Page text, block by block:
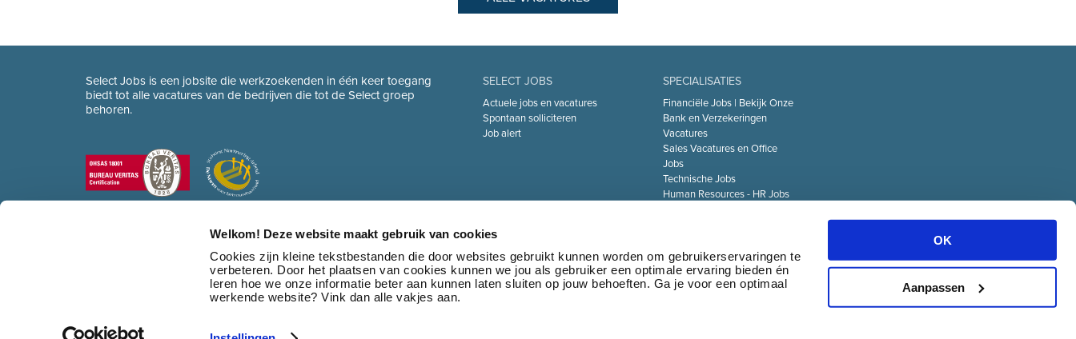
Welkom! Deze website maakt gebruik van cookies
Cookies zijn kleine tekstbestanden die door websites gebruikt kunnen worden om gebruikerservaringen te
verbeteren. Door het plaatsen van cookies kunnen we jou als gebruiker een optimale ervaring bieden én
leren hoe we onze informatie beter aan kunnen laten sluiten op jouw behoeften. Ga je voor een optimaal
werkende website? Vink dan alle vakjes aan.
OK
Aanpassen
Select Jobs is een jobsite die werkzoekenden in één keer toegang
biedt tot alle vacatures van de bedrijven die tot de Select groep
behoren.
SELECT JOBS
Actuele jobs en vacatures
Spontaan solliciteren
Job alert
SPECIALISATIES
Financiële Jobs | Bekijk Onze
Bank en Verzekeringen
Vacatures
Sales Vacatures en Office
Jobs
Technische Jobs
Human Resources - HR Jobs
Transport & Logistiek Jobs
Marketing & communicatie
Jobs